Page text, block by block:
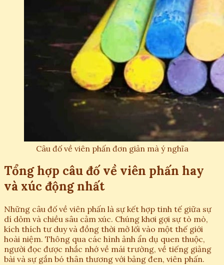
Câu đố về viên phấn đơn giản mà ý nghĩa
Tổng hợp câu đố về viên phấn hay
và xúc động nhất
Những câu đố về viên phấn là sự kết hợp tinh tế giữa sự
dí dỏm và chiều sâu cảm xúc. Chúng khơi gợi sự tò mò,
kích thích tư duy và đồng thời mở lối vào một thế giới
hoài niệm. Thông qua các hình ảnh ẩn dụ quen thuộc,
người đọc được nhắc nhớ về mái trường, về tiếng giảng
bài và sự gắn bó thân thương với bảng đen, viên phấn.